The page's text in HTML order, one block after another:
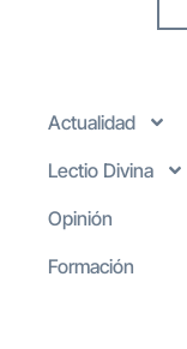
Actualidad
Lectio Divina
Opinión
Formación